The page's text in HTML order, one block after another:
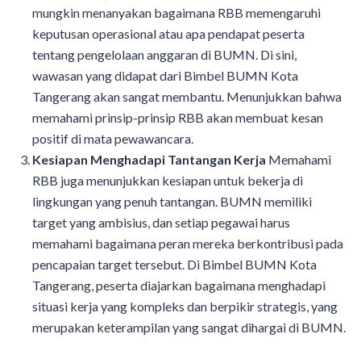
mungkin menanyakan bagaimana RBB memengaruhi
keputusan operasional atau apa pendapat peserta
tentang pengelolaan anggaran di BUMN. Di sini,
wawasan yang didapat dari Bimbel BUMN Kota
Tangerang akan sangat membantu. Menunjukkan bahwa
memahami prinsip-prinsip RBB akan membuat kesan
positif di mata pewawancara.
Kesiapan Menghadapi Tantangan Kerja Memahami
RBB juga menunjukkan kesiapan untuk bekerja di
lingkungan yang penuh tantangan. BUMN memiliki
target yang ambisius, dan setiap pegawai harus
memahami bagaimana peran mereka berkontribusi pada
pencapaian target tersebut. Di Bimbel BUMN Kota
Tangerang, peserta diajarkan bagaimana menghadapi
situasi kerja yang kompleks dan berpikir strategis, yang
merupakan keterampilan yang sangat dihargai di BUMN.